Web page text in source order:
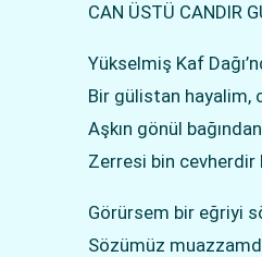
CAN ÜSTÜ CANDIR
Yükselmiş Kaf
Bir gülistan hayalim,
Aşkın gönül
Zerresi bin cevherdir
Görürsem bir eğriyi
Sözümüz